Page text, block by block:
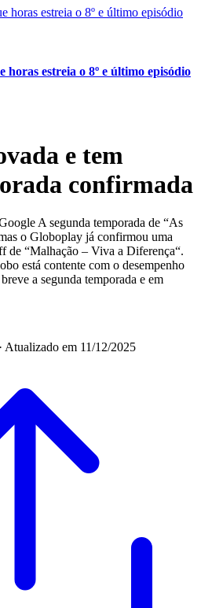
horas estreia o 8º e último episódio
e tem
confirmada
A segunda temporada de “As
o Globoplay já confirmou uma
de “Malhação – Viva a Diferença“.
está contente com o desempenho
a segunda temporada e em
Atualizado em 11/12/2025